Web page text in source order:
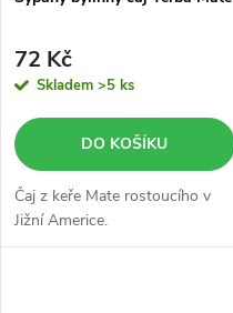
72 Kč
Skladem >5 ks
DO KOŠÍKU
Čaj z keře Mate rostoucího v
Jižní Americe.